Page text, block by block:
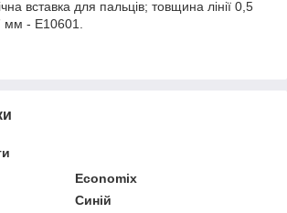
вставка для пальців; товщина лінії 0,5
- Е10601.
Economix
Синій